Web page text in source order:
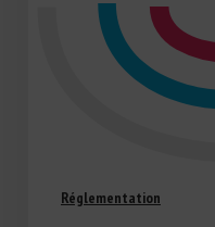
Réglementation